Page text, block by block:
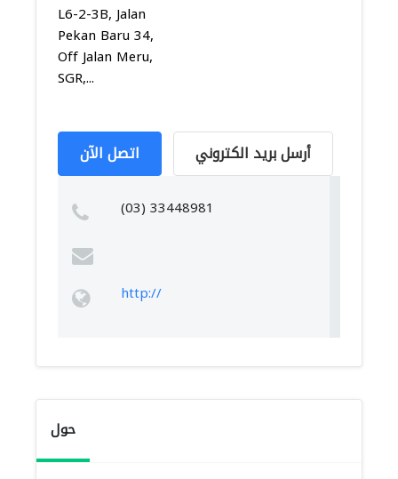
L6-2-3B, Jalan
Pekan Baru 34,
Off Jalan Meru,
SGR,...
اتصل الآن أرسل بريد الكتروني
(03) 33448981
http://
حول